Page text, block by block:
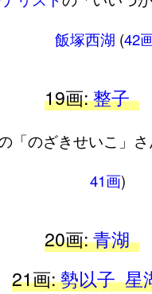
飯塚西湖 (42
19画:整子
「のざきせいこ」
41画)
20画:青湖
21画:勢以子 星